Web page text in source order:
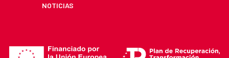
NOTICIAS